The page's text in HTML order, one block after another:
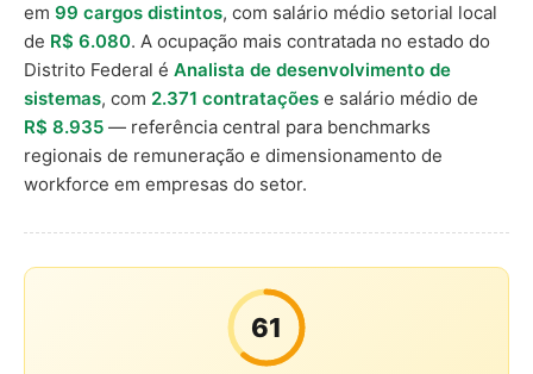
em 99 cargos distintos, com salário médio setorial local
de R$ 6.080. A ocupação mais contratada no estado do
Distrito Federal é Analista de desenvolvimento de
sistemas, com 2.371 contratações e salário médio de
R$ 8.935 — referência central para benchmarks
regionais de remuneração e dimensionamento de
workforce em empresas do setor.
61